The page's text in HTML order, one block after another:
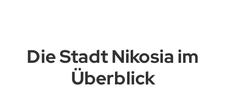
Die Stadt Nikosia im
Überblick